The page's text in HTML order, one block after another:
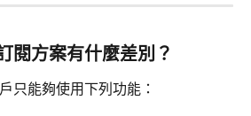
閱方案有什麼差別？
只能夠使用下列功能：